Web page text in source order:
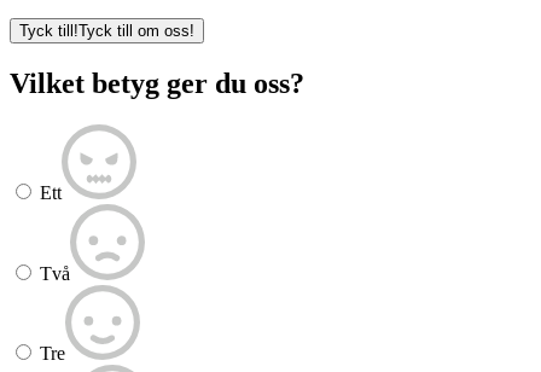
Tyck till!Tyck till om oss!
Vilket betyg ger du oss?
Ett
Två
Tre